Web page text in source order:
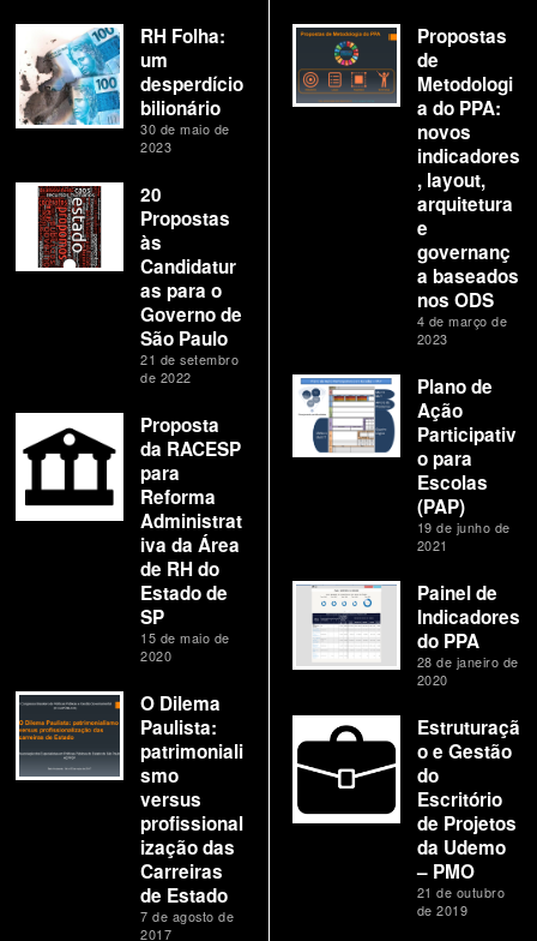
RH Folha:
um
desperdício
bilionário
30 de maio de
2023
20
Propostas
às
Candidatur
as para o
Governo de
São Paulo
21 de setembro
de 2022
Proposta
da RACESP
para
Reforma
Administrat
iva da Área
de RH do
Estado de
SP
15 de maio de
2020
O Dilema
Paulista:
patrimoniali
smo
versus
profissional
ização das
Carreiras
de Estado
7 de agosto de
2017
Propostas
de
Metodologi
a do PPA:
novos
indicadores
, layout,
arquitetura
e
governanç
a baseados
nos ODS
4 de março de
2023
Plano de
Ação
Participativ
o para
Escolas
(PAP)
19 de junho de
2021
Painel de
Indicadores
do PPA
28 de janeiro de
2020
Estruturaçã
o e Gestão
do
Escritório
de Projetos
da Udemo
– PMO
21 de outubro
de 2019